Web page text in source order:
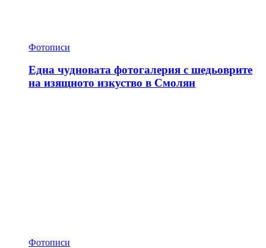
Фотописи
Една чудновата фотогалерия с шедьоврите
на изящното изкуство в Смолян
Фотописи